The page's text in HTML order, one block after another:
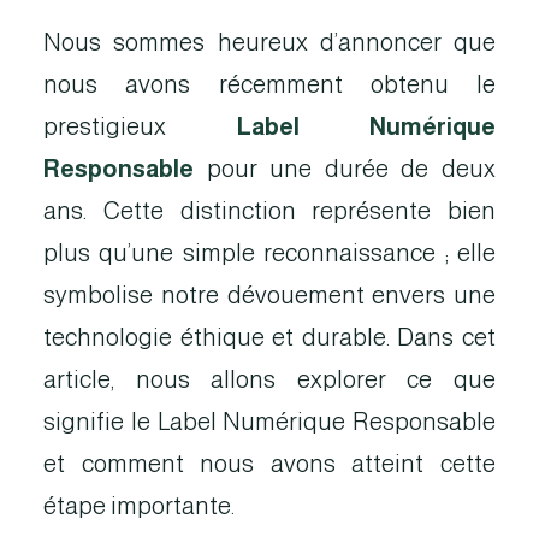
Nous sommes heureux d’annoncer que
nous avons récemment obtenu le
prestigieux
Label Numérique
Responsable pour une durée de deux
ans. Cette distinction représente bien
plus qu’une simple reconnaissance ; elle
symbolise notre dévouement envers une
technologie éthique et durable. Dans cet
article, nous allons explorer ce que
signifie le Label Numérique Responsable
et comment nous avons atteint cette
étape importante.